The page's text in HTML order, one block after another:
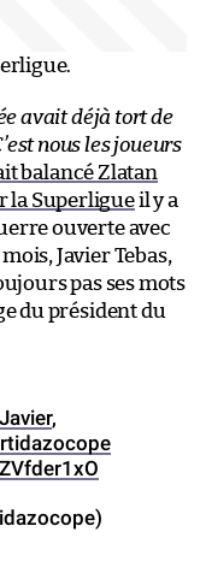
avait déjà tort de
nous les joueurs
balancé Zlatan
la Superligueil y a
ouverte avec
Javier Tebas,
pas ses mots
du président du
,